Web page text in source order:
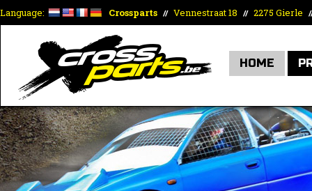
Language: Crossparts // Vennestraat 18 // 2275 Gierle
HOME